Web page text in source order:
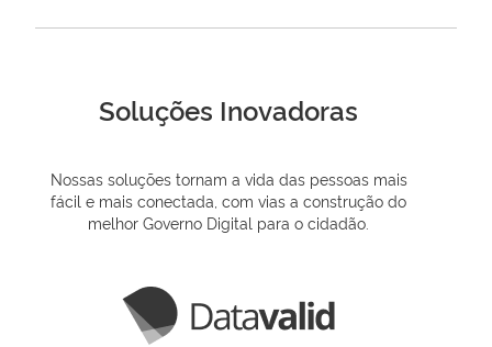
Soluções Inovadoras
Nossas soluções tornam a vida das pessoas mais
fácil e mais conectada, com vias a construção do
melhor Governo Digital para o cidadão.